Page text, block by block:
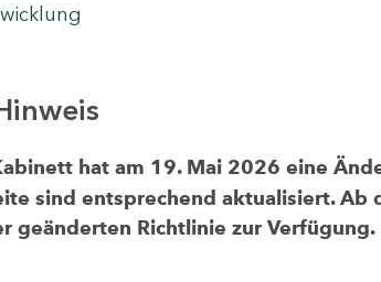
hat am 19. Mai 2026 eine
sind entsprechend aktualisiert.
geänderten Richtlinie zur Verfügung.